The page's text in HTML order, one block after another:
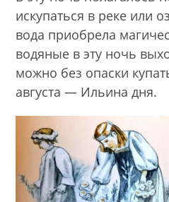
искупаться в реке или
вода приобрела
водяные в эту ночь
можно без опаски
августа — Ильина дня.